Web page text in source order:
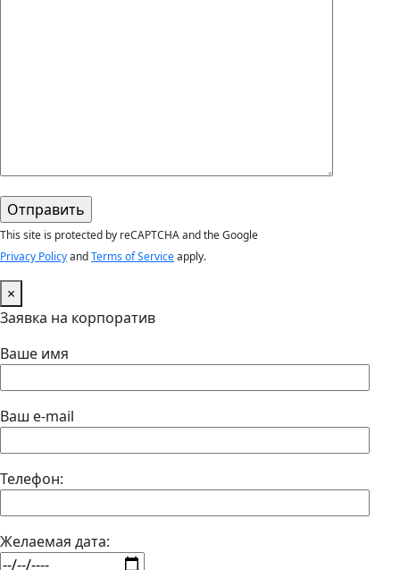
This site is protected by reCAPTCHA and the Google
Privacy PolicyandTerms of Serviceapply.
×
Заявка на корпоратив
Ваше имя
Ваш e-mail
Телефон:
Желаемая дата: